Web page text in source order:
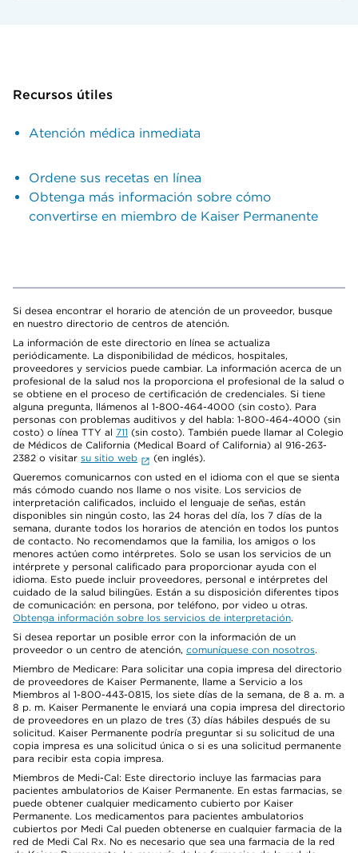
Recursos útiles
Atención médica inmediata
Ordene sus recetas en línea
Obtenga más información sobre cómo
convertirse en miembro de Kaiser Permanente
Si desea encontrar el horario de atención de un proveedor, busque
en nuestro directorio de centros de atención.
La información de este directorio en línea se actualiza
periódicamente. La disponibilidad de médicos, hospitales,
proveedores y servicios puede cambiar. La información acerca de un
profesional de la salud nos la proporciona el profesional de la salud o
se obtiene en el proceso de certificación de credenciales. Si tiene
alguna pregunta, llámenos al 1-800-464-4000 (sin costo). Para
personas con problemas auditivos y del habla: 1-800-464-4000 (sin
costo) o línea TTY al 711 (sin costo). También puede llamar al Colegio
de Médicos de California (Medical Board of California) al 916-263-
2382 o visitar su sitio web
(en inglés).
Queremos comunicarnos con usted en el idioma con el que se sienta
más cómodo cuando nos llame o nos visite. Los servicios de
interpretación calificados, incluido el lenguaje de señas, están
disponibles sin ningún costo, las 24 horas del día, los 7 días de la
semana, durante todos los horarios de atención en todos los puntos
de contacto. No recomendamos que la familia, los amigos o los
menores actúen como intérpretes. Solo se usan los servicios de un
intérprete y personal calificado para proporcionar ayuda con el
idioma. Esto puede incluir proveedores, personal e intérpretes del
cuidado de la salud bilingües. Están a su disposición diferentes tipos
de comunicación: en persona, por teléfono, por video u otras.
Obtenga información sobre los servicios de interpretación.
Si desea reportar un posible error con la información de un
proveedor o un centro de atención, comuníquese con nosotros.
Miembro de Medicare: Para solicitar una copia impresa del directorio
de proveedores de Kaiser Permanente, llame a Servicio a los
Miembros al 1-800-443-0815, los siete días de la semana, de 8 a. m. a
8 p. m. Kaiser Permanente le enviará una copia impresa del directorio
de proveedores en un plazo de tres (3) días hábiles después de su
solicitud. Kaiser Permanente podría preguntar si su solicitud de una
copia impresa es una solicitud única o si es una solicitud permanente
para recibir esta copia impresa.
Miembros de Medi-Cal: Este directorio incluye las farmacias para
pacientes ambulatorios de Kaiser Permanente. En estas farmacias, se
puede obtener cualquier medicamento cubierto por Kaiser
Permanente. Los medicamentos para pacientes ambulatorios
cubiertos por Medi Cal pueden obtenerse en cualquier farmacia de la
red de Medi Cal Rx. No es necesario que sea una farmacia de la red